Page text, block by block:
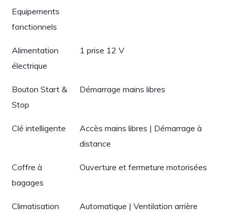
Equipements
fonctionnels
Alimentation
électrique
1 prise 12 V
Bouton Start &
Stop
Démarrage mains libres
Clé intelligente
Accès mains libres | Démarrage à
distance
Coffre à
bagages
Ouverture et fermeture motorisées
Climatisation Automatique | Ventilation arrière